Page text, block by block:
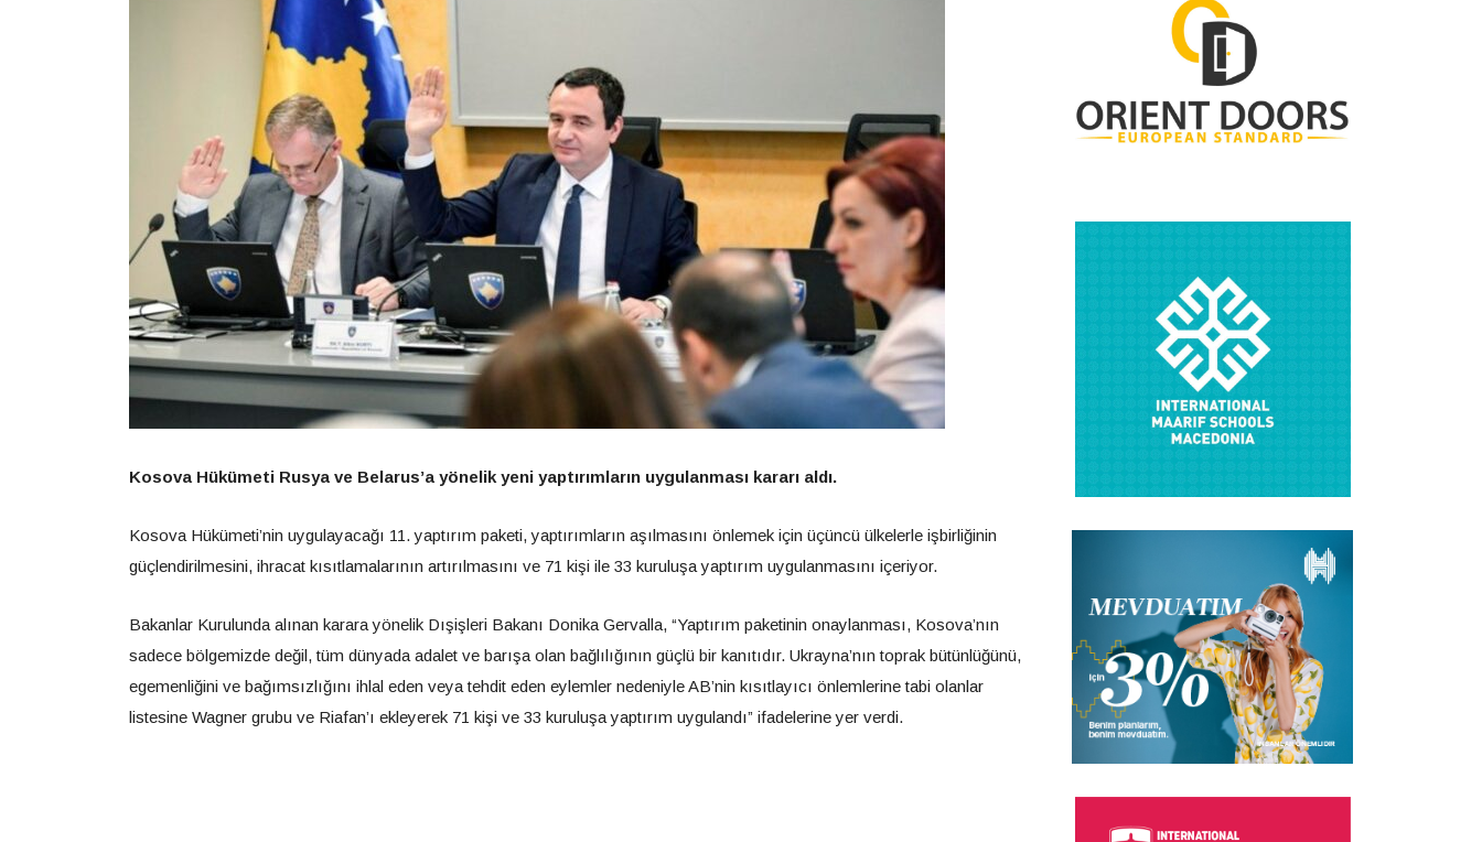
Kosova Hükümeti Rusya ve Belarus’a yönelik yeni yaptırımların uygulanması kararı aldı.
Kosova Hükümeti’nin uygulayacağı 11. yaptırım paketi, yaptırımların aşılmasını önlemek için üçüncü ülkelerle işbirliğinin
güçlendirilmesini, ihracat kısıtlamalarının artırılmasını ve 71 kişi ile 33 kuruluşa yaptırım uygulanmasını içeriyor.
Bakanlar Kurulunda alınan karara yönelik Dışişleri Bakanı Donika Gervalla, “Yaptırım paketinin onaylanması, Kosova’nın
sadece bölgemizde değil, tüm dünyada adalet ve barışa olan bağlılığının güçlü bir kanıtıdır. Ukrayna’nın toprak bütünlüğünü,
egemenliğini ve bağımsızlığını ihlal eden veya tehdit eden eylemler nedeniyle AB’nin kısıtlayıcı önlemlerine tabi olanlar
listesine Wagner grubu ve Riafan’ı ekleyerek 71 kişi ve 33 kuruluşa yaptırım uygulandı” ifadelerine yer verdi.